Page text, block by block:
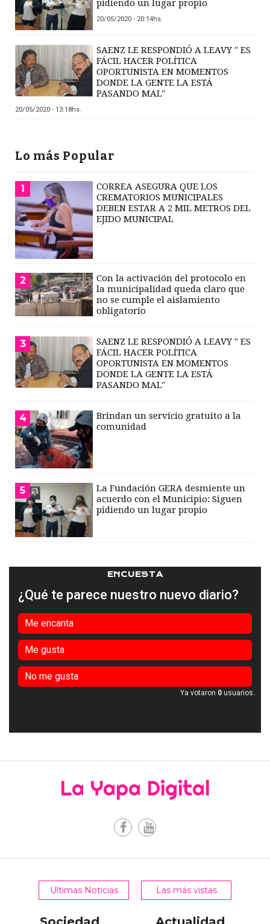
pidiendo un lugar propio
20/05/2020 - 20:14hs.
SAENZ LE RESPONDIÓ A LEAVY " ES
FÁCIL HACER POLÍTICA
OPORTUNISTA EN MOMENTOS
DONDE LA GENTE LA ESTÁ
PASANDO MAL"
20/05/2020 - 13:18hs.
Lo más Popular
1
CORREA ASEGURA QUE LOS
CREMATORIOS MUNICIPALES
DEBEN ESTAR A 2 MIL METROS DEL
EJIDO MUNICIPAL
2
Con la activación del protocolo en
la municipalidad queda claro que
no se cumple el aislamiento
obligatorio
3
SAENZ LE RESPONDIÓ A LEAVY " ES
FÁCIL HACER POLÍTICA
OPORTUNISTA EN MOMENTOS
DONDE LA GENTE LA ESTÁ
PASANDO MAL"
4
Brindan un servicio gratuito a la
comunidad
5
La Fundación GERA desmiente un
acuerdo con el Municipio: Siguen
pidiendo un lugar propio
ENCUESTA
¿Qué te parece nuestro nuevo diario?
Me encanta
Me gusta
No me gusta
Ya votaron 0 usuarios.
La Yapa Digital
Ultimas Noticias Las más vistas